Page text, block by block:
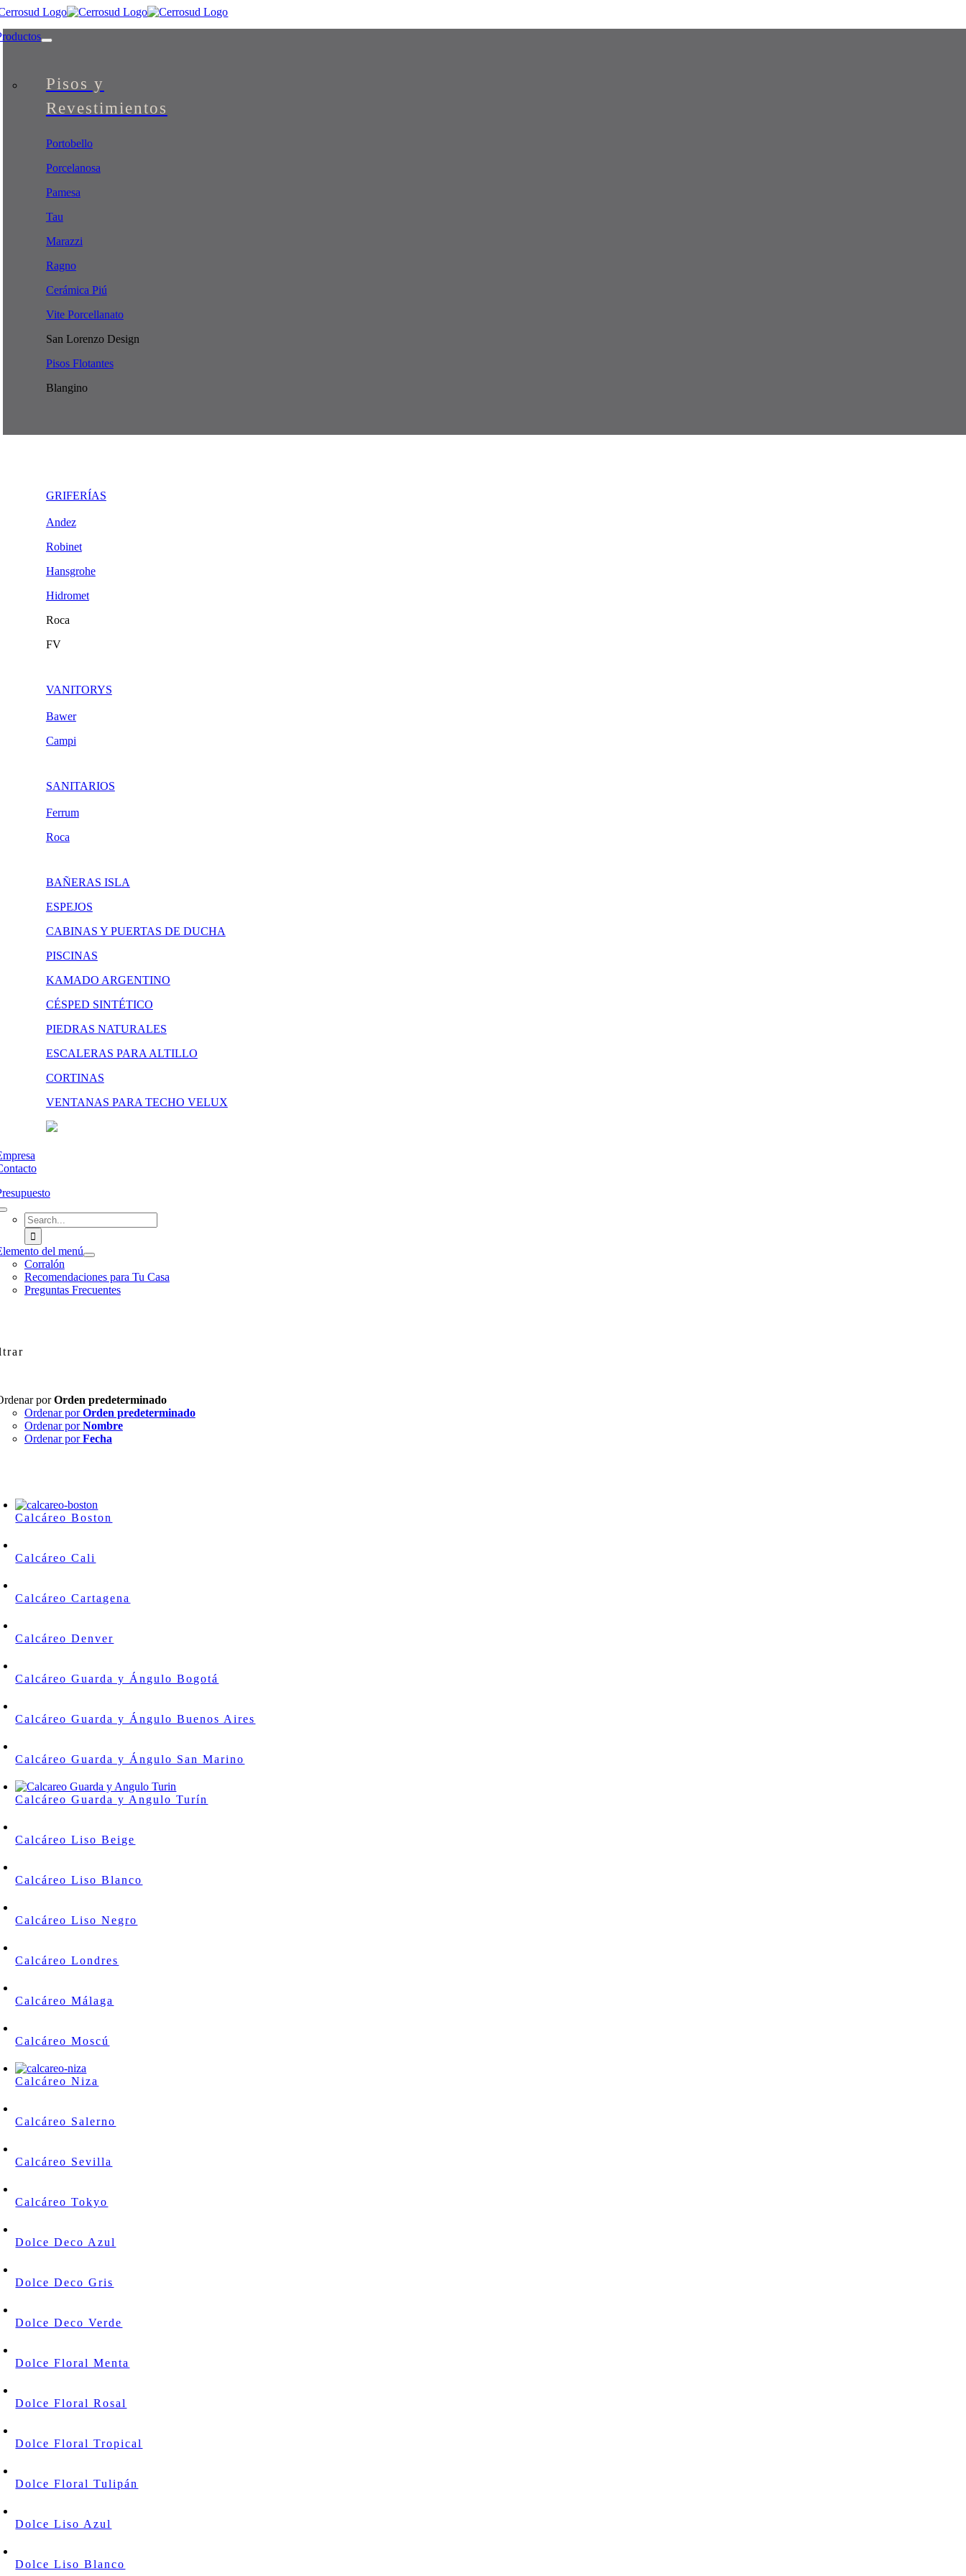
Skip
content
Pisos y
Revestimientos
Portobello
Porcelanosa
Pamesa
Tau
Marazzi
Ragno
Cerámica Piú
Vite Porcellanato
San Lorenzo Design
Pisos Flotantes
Blangino
GRIFERÍAS
Andez
Robinet
Hansgrohe
Hidromet
Roca
FV
VANITORYS
Bawer
Campi
SANITARIOS
Ferrum
Roca
BAÑERAS ISLA
ESPEJOS
CABINAS Y PUERTAS DE DUCHA
PISCINAS
KAMADO ARGENTINO
CÉSPED SINTÉTICO
PIEDRAS NATURALES
ESCALERAS PARA ALTILLO
CORTINAS
VENTANAS PARA TECHO VELUX
Search
for:
del menú
Corralón
Recomendaciones para Tu Casa
Preguntas Frecuentes
porOrden predeterminado
Ordenar porOrden predeterminado
Ordenar porNombre
Ordenar porFecha
Calcáreo Boston
Calcáreo Cali
Calcáreo Cartagena
Calcáreo Denver
Calcáreo Guarda y Ángulo Bogotá
Calcáreo Guarda y Ángulo Buenos Aires
Calcáreo Guarda y Ángulo San Marino
Calcáreo Guarda y Angulo Turín
Calcáreo Liso Beige
Calcáreo Liso Blanco
Calcáreo Liso Negro
Calcáreo Londres
Calcáreo Málaga
Calcáreo Moscú
Calcáreo Niza
Calcáreo Salerno
Calcáreo Sevilla
Calcáreo Tokyo
Dolce Deco Azul
Dolce Deco Gris
Dolce Deco Verde
Dolce Floral Menta
Dolce Floral Rosal
Dolce Floral Tropical
Dolce Floral Tulipán
Dolce Liso Azul
Dolce Liso Blanco